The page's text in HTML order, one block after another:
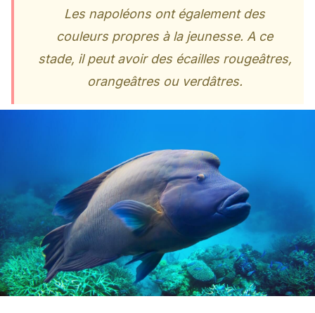
Les napoléons ont également des
couleurs propres à la jeunesse. A ce
stade, il peut avoir des écailles rougeâtres,
orangeâtres ou verdâtres.